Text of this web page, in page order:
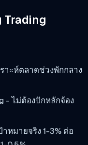
Trading
าะห์ตลาดช่วงพักกลาง
- ไม่ต้องปักหลักจ้อง
หมายจริง 1-3% ต่อ